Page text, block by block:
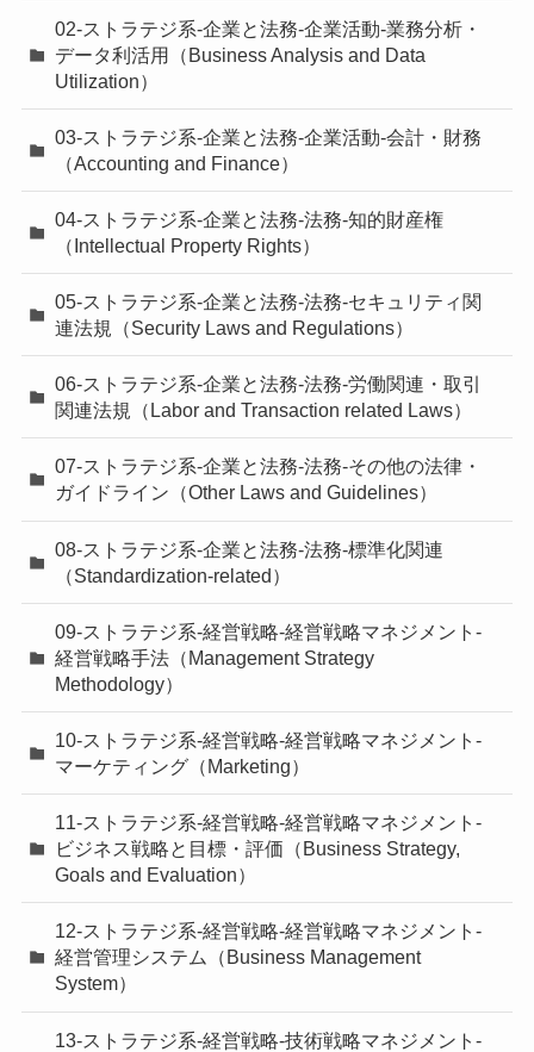
02-ストラテジ系-企業と法務-企業活動-業務分析・
データ利活用（Business Analysis and Data
Utilization）
03-ストラテジ系-企業と法務-企業活動-会計・財務
（Accounting and Finance）
04-ストラテジ系-企業と法務-法務-知的財産権
（Intellectual Property Rights）
05-ストラテジ系-企業と法務-法務-セキュリティ関
連法規（Security Laws and Regulations）
06-ストラテジ系-企業と法務-法務-労働関連・取引
関連法規（Labor and Transaction related Laws）
07-ストラテジ系-企業と法務-法務-その他の法律・
ガイドライン（Other Laws and Guidelines）
08-ストラテジ系-企業と法務-法務-標準化関連
（Standardization-related）
09-ストラテジ系-経営戦略-経営戦略マネジメント-
経営戦略手法（Management Strategy
Methodology）
10-ストラテジ系-経営戦略-経営戦略マネジメント-
マーケティング（Marketing）
11-ストラテジ系-経営戦略-経営戦略マネジメント-
ビジネス戦略と目標・評価（Business Strategy,
Goals and Evaluation）
12-ストラテジ系-経営戦略-経営戦略マネジメント-
経営管理システム（Business Management
System）
13-ストラテジ系-経営戦略-技術戦略マネジメント-